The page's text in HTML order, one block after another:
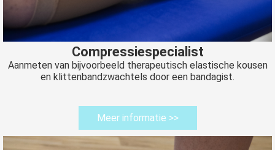
Compressiespecialist
Aanmeten van bijvoorbeeld therapeutisch elastische kousen
en klittenbandzwachtels door een bandagist.
Meer informatie >>